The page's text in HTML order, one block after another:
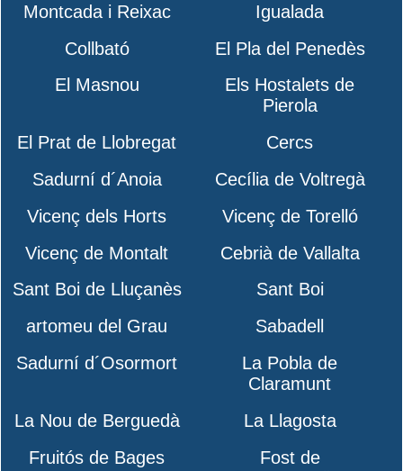
Montcada i Reixac
Igualada
Collbató
El Pla del Penedès
El Masnou
Els Hostalets de
Pierola
El Prat de Llobregat
Cercs
Sadurní d´Anoia
Cecília de Voltregà
Vicenç dels Horts
Vicenç de Torelló
Vicenç de Montalt
Cebrià de Vallalta
Sant Boi de Lluçanès
Sant Boi
artomeu del Grau
Sabadell
Sadurní d´Osormort
La Pobla de
Claramunt
La Nou de Berguedà
La Llagosta
Fruitós de Bages
Fost de